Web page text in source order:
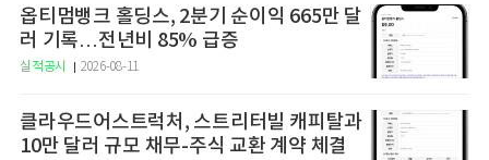
옵티멈뱅크 홀딩스, 2분기 순이익 665만 달
러 기록…전년비 85% 급증
실적공시 2026-08-11
클라우드어스트럭처, 스트리터빌 캐피탈과
10만 달러 규모 채무-주식 교환 계약 체결